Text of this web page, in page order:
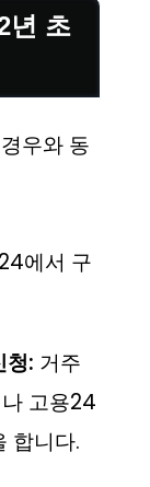
년 초
우와 동
에서 구
청: 거주
고용24
합니다.